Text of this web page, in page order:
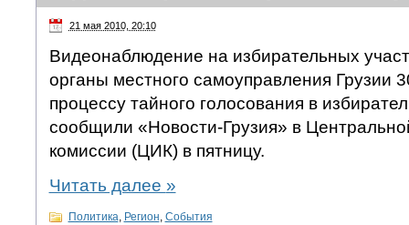
21 мая 2010, 20:10
Видеонаблюдение на избирательных
органы местного самоуправления Грузии
процессу тайного голосования в
сообщили «Новости-Грузия» в
комиссии (ЦИК) в пятницу.
Читать далее »
Политика, Регион, События